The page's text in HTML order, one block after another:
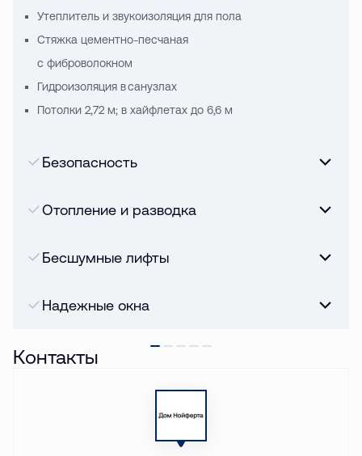
Утеплитель и звукоизоляция для пола
Стяжка цементно-песчаная
с фиброволокном
Гидроизоляция в санузлах
Потолки 2,72 м; в хайфлетах до 6,6 м
Безопасность
Отопление и разводка
Бесшумные лифты
Надежные окна
Контакты